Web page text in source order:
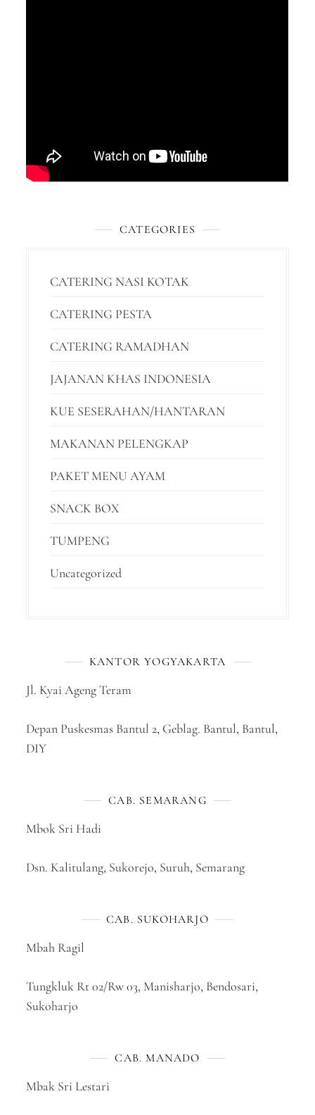
CATEGORIES
CATERING NASI KOTAK
CATERING PESTA
CATERING RAMADHAN
JAJANAN KHAS INDONESIA
KUE SESERAHAN/HANTARAN
MAKANAN PELENGKAP
PAKET MENU AYAM
SNACK BOX
TUMPENG
Uncategorized
KANTOR YOGYAKARTA
Jl. Kyai Ageng Teram
Depan Puskesmas Bantul 2, Geblag. Bantul, Bantul,
DIY
CAB. SEMARANG
Mbok Sri Hadi
Dsn. Kalitulang, Sukorejo, Suruh, Semarang
CAB. SUKOHARJO
Mbah Ragil
Tungkluk Rt 02/Rw 03, Manisharjo, Bendosari,
Sukoharjo
CAB. MANADO
Mbak Sri Lestari